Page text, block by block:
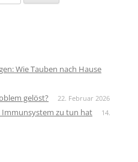
Wie Tauben nach Hause
gelöst? 22. Februar 2026
Immunsystem zu tun hat
14.